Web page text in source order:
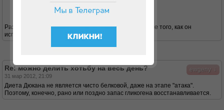
Разве на белковой диете типа дюкана гликоген после того, как он
использован во время атаки, восполняется?
ewgeny
Re: можно делить хотьбу на весь день?
31 мар 2012, 21:09
Диета Дюкана не является чисто белковой, даже на этапе "атака".
Поэтому, конечно, рано или поздно запас гликогена восстанавливается.